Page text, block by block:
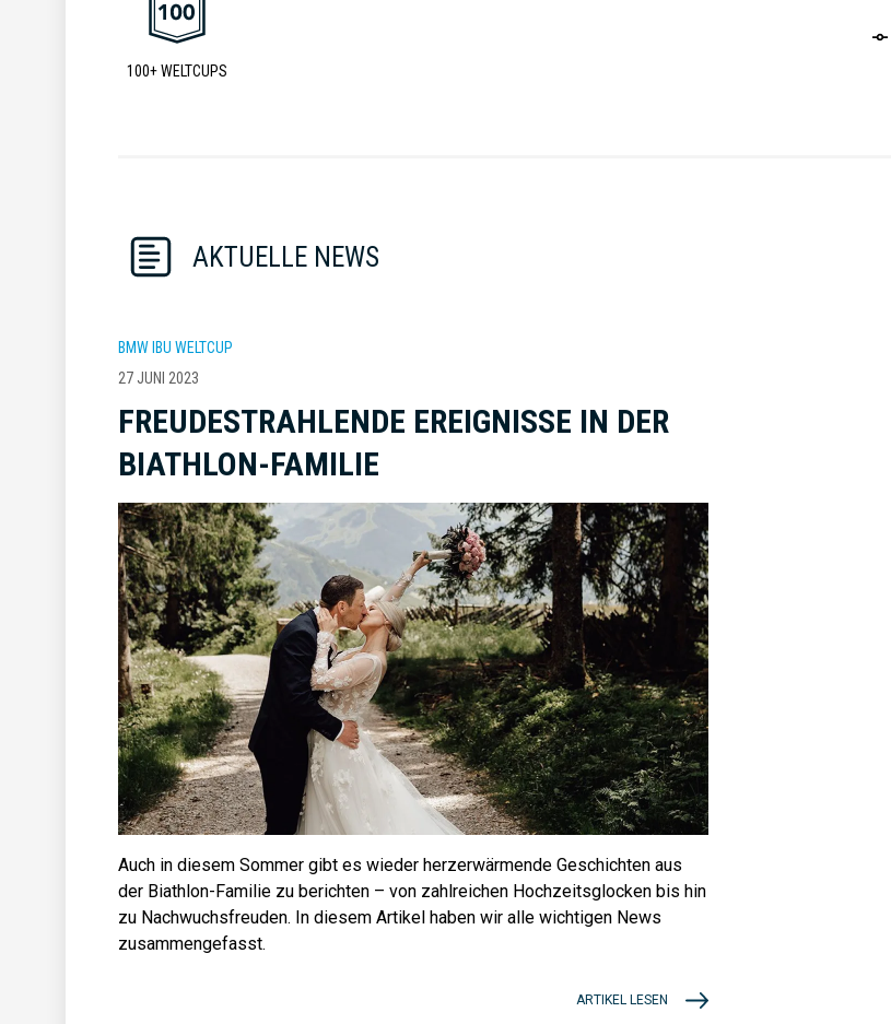
100+ WELTCUPS
AKTUELLE NEWS
BMW IBU WELTCUP
27 JUNI 2023
FREUDESTRAHLENDE EREIGNISSE IN DER
BIATHLON-FAMILIE
Auch in diesem Sommer gibt es wieder herzerwärmende Geschichten aus
der Biathlon-Familie zu berichten – von zahlreichen Hochzeitsglocken bis hin
zu Nachwuchsfreuden. In diesem Artikel haben wir alle wichtigen News
zusammengefasst.
ARTIKEL LESEN